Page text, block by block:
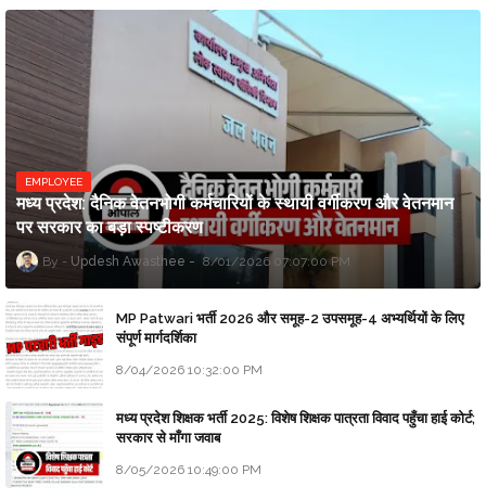
EMPLOYEE
मध्य प्रदेश: दैनिक वेतनभोगी कर्मचारियों के स्थायी वर्गीकरण और वेतनमान
पर सरकार का बड़ा स्पष्टीकरण
Updesh Awasthee 8/01/2026 07:07:00 PM
MP Patwari भर्ती 2026 और समूह-2 उपसमूह-4 अभ्यर्थियों के लिए
संपूर्ण मार्गदर्शिका
8/04/2026 10:32:00 PM
मध्य प्रदेश शिक्षक भर्ती 2025: विशेष शिक्षक पात्रता विवाद पहुँचा हाई कोर्ट;
सरकार से माँगा जवाब
8/05/2026 10:49:00 PM